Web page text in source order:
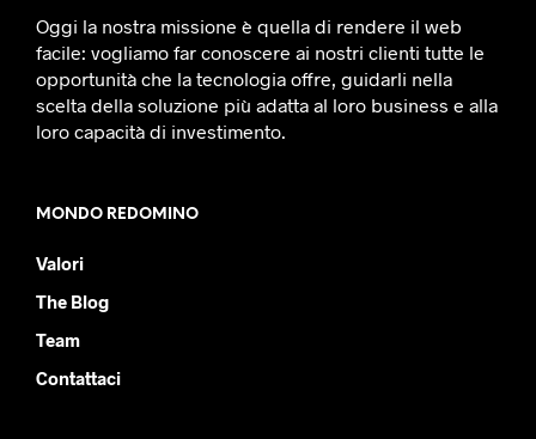
Oggi la nostra missione è quella di rendere il web
facile: vogliamo far conoscere ai nostri clienti tutte le
opportunità che la tecnologia offre, guidarli nella
scelta della soluzione più adatta al loro business e alla
loro capacità di investimento.
MONDO REDOMINO
Valori
The Blog
Team
Contattaci